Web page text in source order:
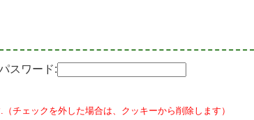
スワード:
チェックを外した場合は、クッキーから削除します）